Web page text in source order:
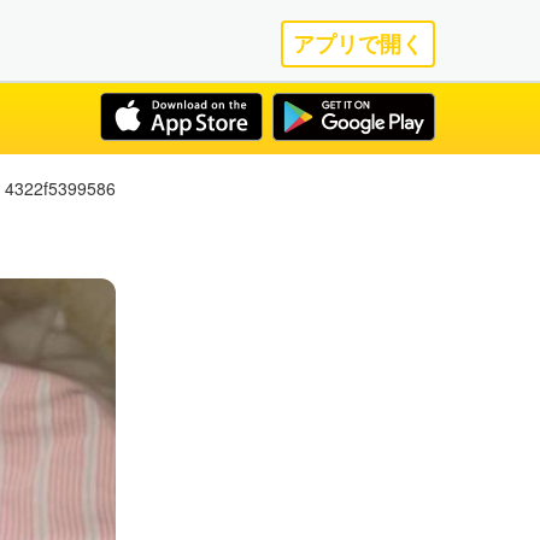
アプリで開く